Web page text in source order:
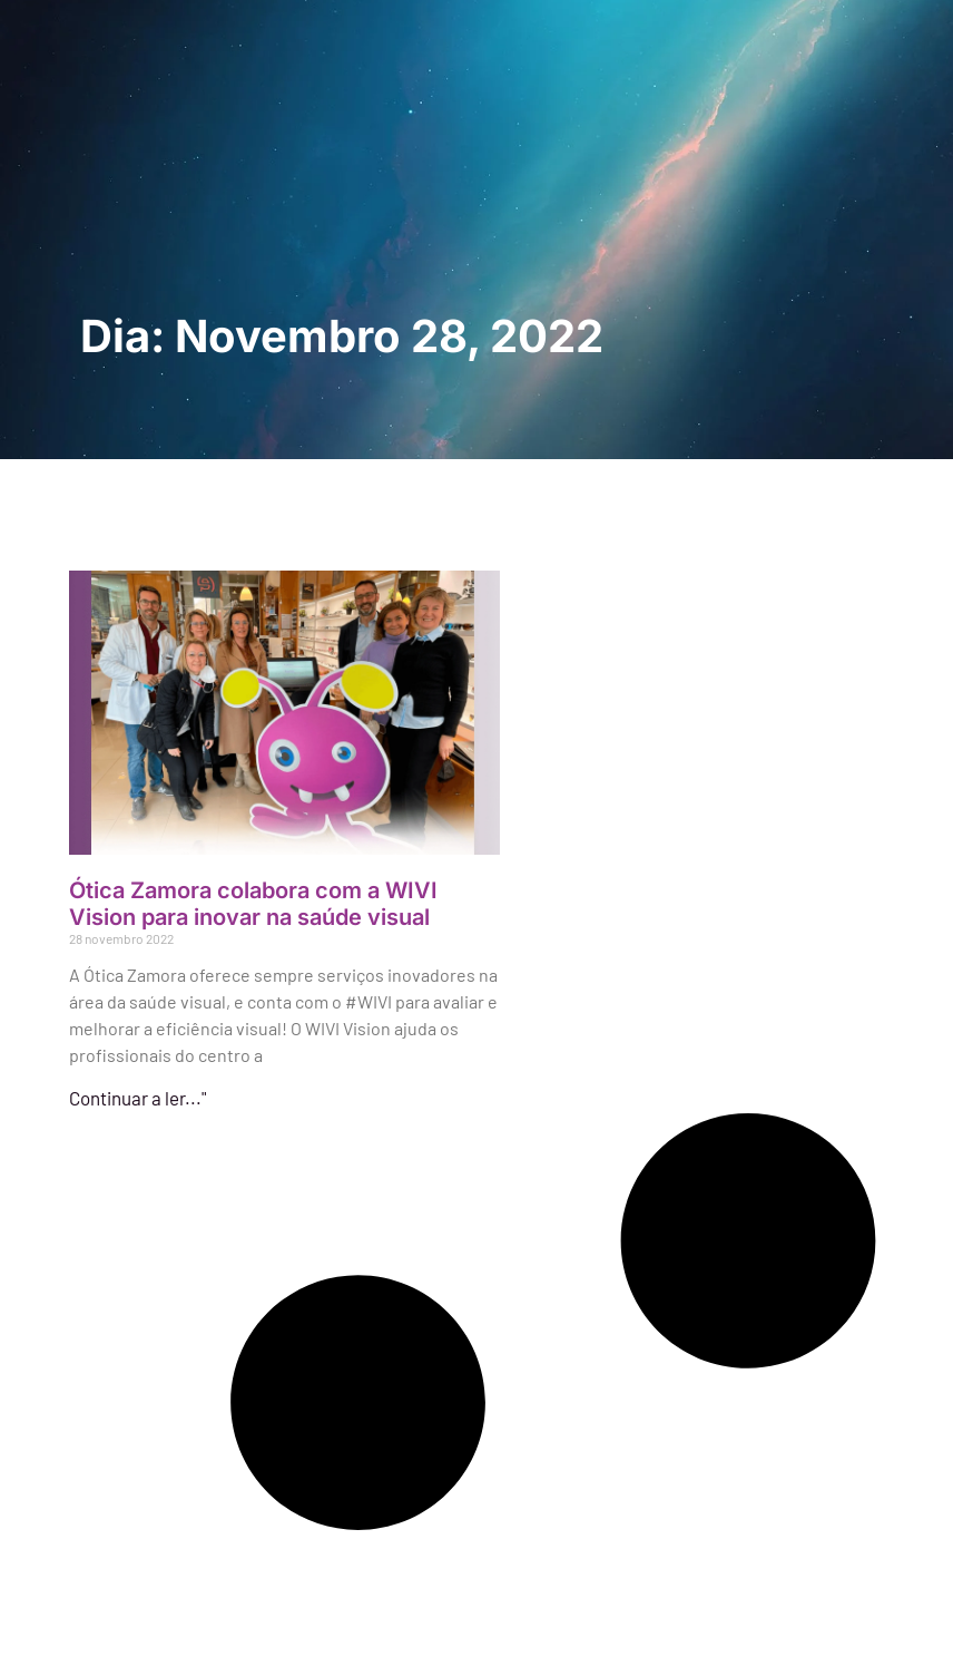
Para profissionais Para os doentes
Dia: Novembro 28, 2022
Ótica Zamora colabora com a WIVI
Vision para inovar na saúde visual
28 novembro 2022
A Ótica Zamora oferece sempre serviços inovadores na
área da saúde visual, e conta com o #WIVI para avaliar e
melhorar a eficiência visual! O WIVI Vision ajuda os
profissionais do centro a
Continuar a ler..."